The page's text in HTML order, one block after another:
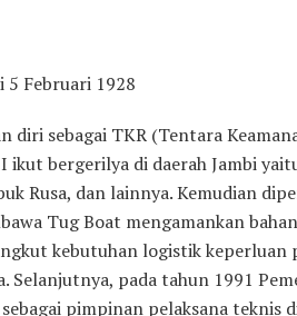
5 Februari 1928
diri sebagai TKR (Tentara
ikut bergerilya di daerah Jambi
Rusa, dan lainnya. Kemudian
Tug Boat mengamankan
kebutuhan logistik keperluan
Selanjutnya, pada tahun 1991
pimpinan pelaksana teknis